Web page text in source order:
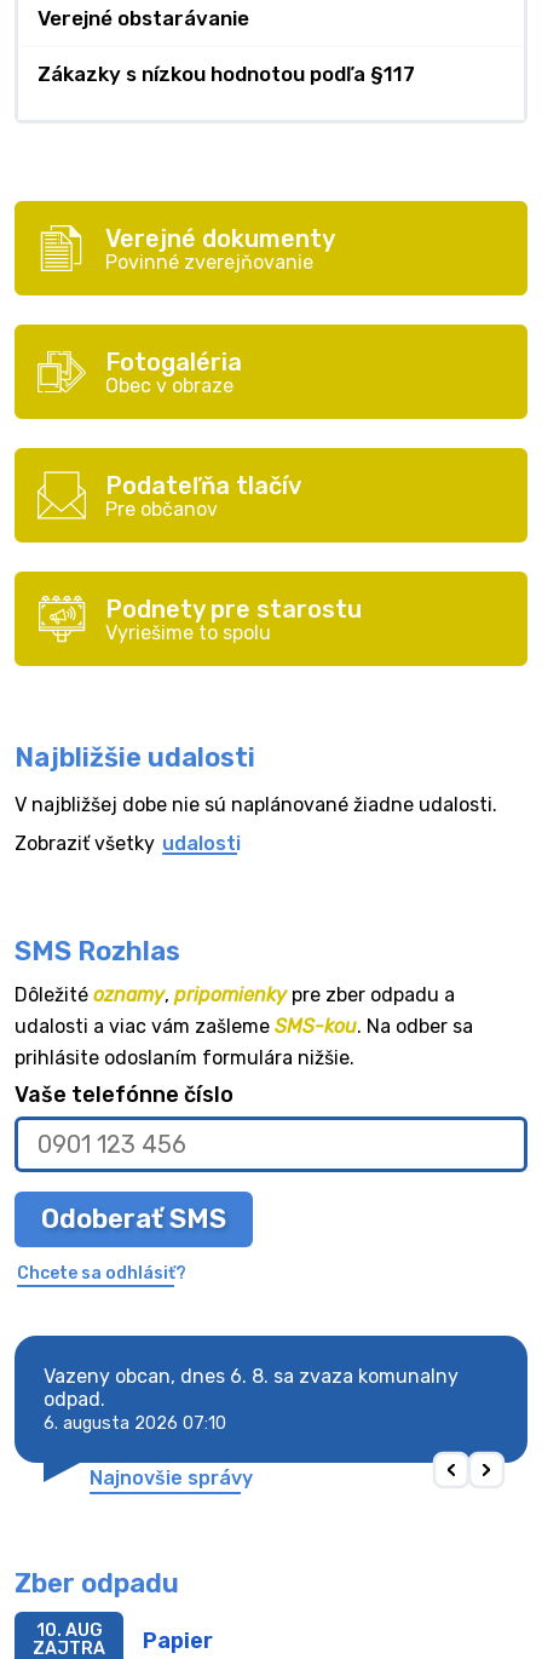
Verejné obstarávanie
Zákazky s nízkou hodnotou podľa §117
Verejné dokumenty
Povinné zverejňovanie
Fotogaléria
Obec v obraze
Podateľňa tlačív
Pre občanov
Podnety pre starostu
Vyriešime to spolu
Najbližšie udalosti
V najbližšej dobe nie sú naplánované žiadne udalosti.
Zobraziť všetky udalosti
SMS Rozhlas
Dôležité oznamy, pripomienkypre zber odpadu a
udalosti a viac vám zašleme SMS-kou. Na odber sa
prihlásite odoslaním formulára nižšie.
Vaše telefónne číslo
Odoberať SMS
Chcete sa odhlásiť?
Vazeny obcan, dnes 6. 8. sa zvaza komunalny
odpad.
6. augusta 2026 07:10
Najnovšie správy
Zber odpadu
Papier
10. AUG
ZAJTRA